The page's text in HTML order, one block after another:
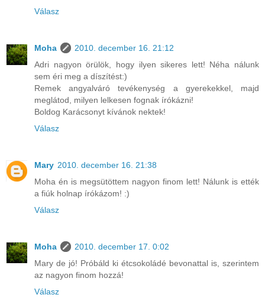
Válasz
Moha
2010. december 16. 21:12
Adri nagyon örülök, hogy ilyen sikeres lett! Néha nálunk
sem éri meg a díszítést:)
Remek angyalváró tevékenység a gyerekekkel, majd
meglátod, milyen lelkesen fognak írókázni!
Boldog Karácsonyt kívánok nektek!
Válasz
Mary 2010. december 16. 21:38
Moha én is megsütöttem nagyon finom lett! Nálunk is ették
a fiúk holnap írókázom! :)
Válasz
Moha
2010. december 17. 0:02
Mary de jó! Próbáld ki étcsokoládé bevonattal is, szerintem
az nagyon finom hozzá!
Válasz